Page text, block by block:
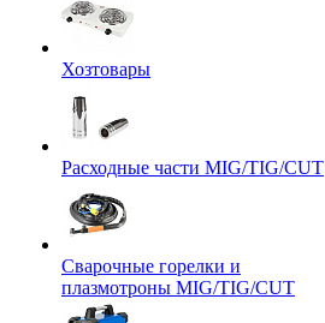
Хозтовары
Расходные части MIG/TIG/CUT
Сварочные горелки и
плазмотроны MIG/TIG/CUT